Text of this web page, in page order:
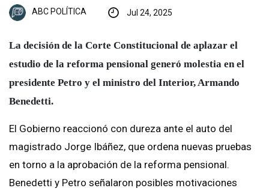
ABC POLÍTICA Jul 24, 2025
La decisión de la Corte Constitucional de aplazar el
estudio de la reforma pensional generó molestia en el
presidente Petro y el ministro del Interior, Armando
Benedetti.
El Gobierno reaccionó con dureza ante el auto del
magistrado Jorge Ibáñez, que ordena nuevas pruebas
en torno a la aprobación de la reforma pensional.
Benedetti y Petro señalaron posibles motivaciones